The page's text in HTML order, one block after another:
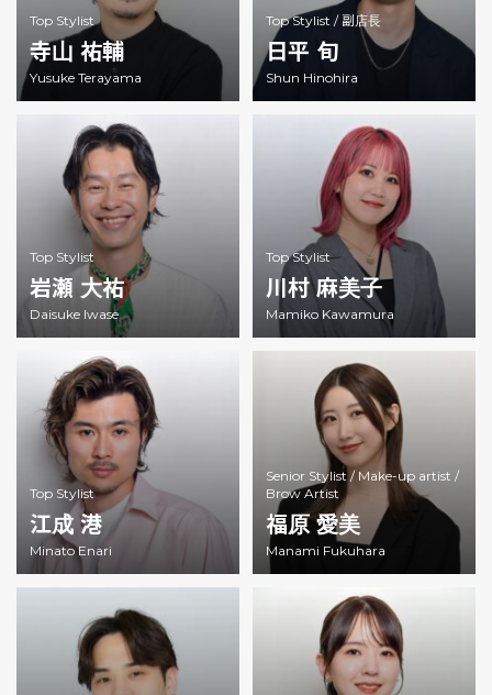
Top Stylist
寺山 祐輔
Yusuke Terayama
Top Stylist / 副店長
日平 旬
Shun Hinohira
Top Stylist
岩瀬 大祐
Daisuke Iwase
Top Stylist
川村 麻美子
Mamiko Kawamura
Top Stylist
江成 港
Minato Enari
Senior Stylist / Make-up artist /
Brow Artist
福原 愛美
Manami Fukuhara